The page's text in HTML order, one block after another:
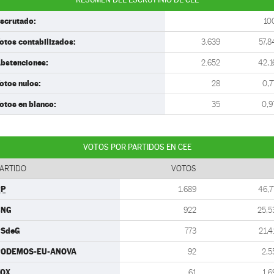
contabilizados: 3.639
2.652
nulos: 28
en blanco: 35
VOTOS POR PARTIDOS EN CEE
VOTOS
1.689
922
773
EU-ANOVA 92